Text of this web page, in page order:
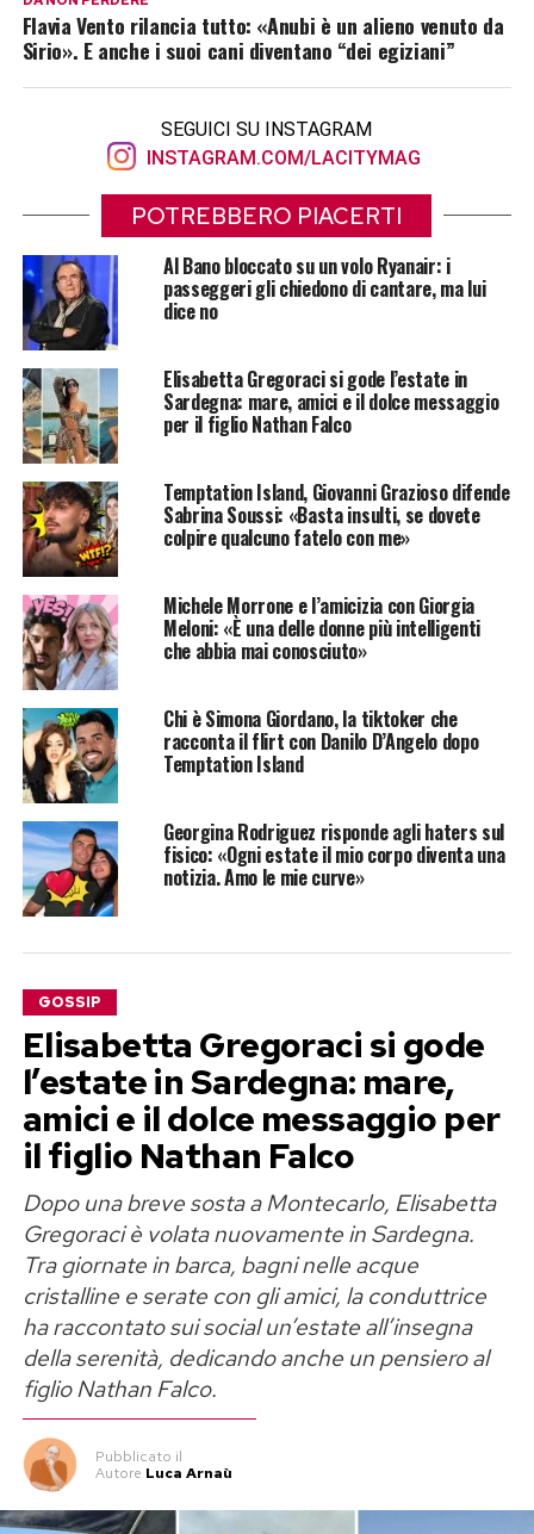
Flavia Vento rilancia tutto: «Anubi è un alieno venuto da
Sirio». E anche i suoi cani diventano “dei egiziani”
SEGUICI SU INSTAGRAM
INSTAGRAM.COM/LACITYMAG
POTREBBERO PIACERTI
Al Bano bloccato su un volo Ryanair: i
passeggeri gli chiedono di cantare, ma lui
dice no
Elisabetta Gregoraci si gode l’estate in
Sardegna: mare, amici e il dolce messaggio
per il figlio Nathan Falco
Temptation Island, Giovanni Grazioso difende
Sabrina Soussi: «Basta insulti, se dovete
colpire qualcuno fatelo con me»
Michele Morrone e l’amicizia con Giorgia
Meloni: «È una delle donne più intelligenti
che abbia mai conosciuto»
Chi è Simona Giordano, la tiktoker che
racconta il flirt con Danilo D’Angelo dopo
Temptation Island
Georgina Rodriguez risponde agli haters sul
fisico: «Ogni estate il mio corpo diventa una
notizia. Amo le mie curve»
GOSSIP
Elisabetta Gregoraci si gode
l’estate in Sardegna: mare,
amici e il dolce messaggio per
il figlio Nathan Falco
Dopo una breve sosta a Montecarlo, Elisabetta
Gregoraci è volata nuovamente in Sardegna.
Tra giornate in barca, bagni nelle acque
cristalline e serate con gli amici, la conduttrice
ha raccontato sui social un’estate all’insegna
della serenità, dedicando anche un pensiero al
figlio Nathan Falco.
Pubblicato il
Autore Luca Arnaù